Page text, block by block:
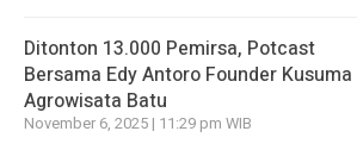
Ditonton 13.000 Pemirsa, Potcast
Bersama Edy Antoro Founder Kusuma
Agrowisata Batu
November 6, 2025 | 11:29 pm WIB